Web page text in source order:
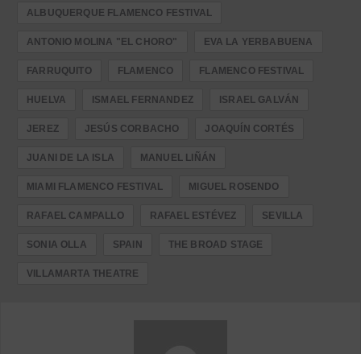
ALBUQUERQUE FLAMENCO FESTIVAL
ANTONIO MOLINA "EL CHORO" EVA LA YERBABUENA
FARRUQUITO FLAMENCO FLAMENCO FESTIVAL
HUELVA ISMAEL FERNANDEZ ISRAEL GALVÁN
JEREZ JESÚS CORBACHO JOAQUÍN CORTÉS
JUANI DE LA ISLA MANUEL LIÑÁN
MIAMI FLAMENCO FESTIVAL MIGUEL ROSENDO
RAFAEL CAMPALLO RAFAEL ESTÉVEZ SEVILLA
SONIA OLLA SPAIN THE BROAD STAGE
VILLAMARTA THEATRE